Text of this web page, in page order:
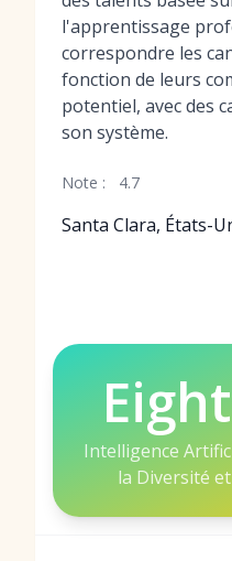
l'apprentissage
correspondre les
fonction de leurs
potentiel, avec des
son système.
Note : 4.7
Santa Clara, États-
Intelligence
la Diversité